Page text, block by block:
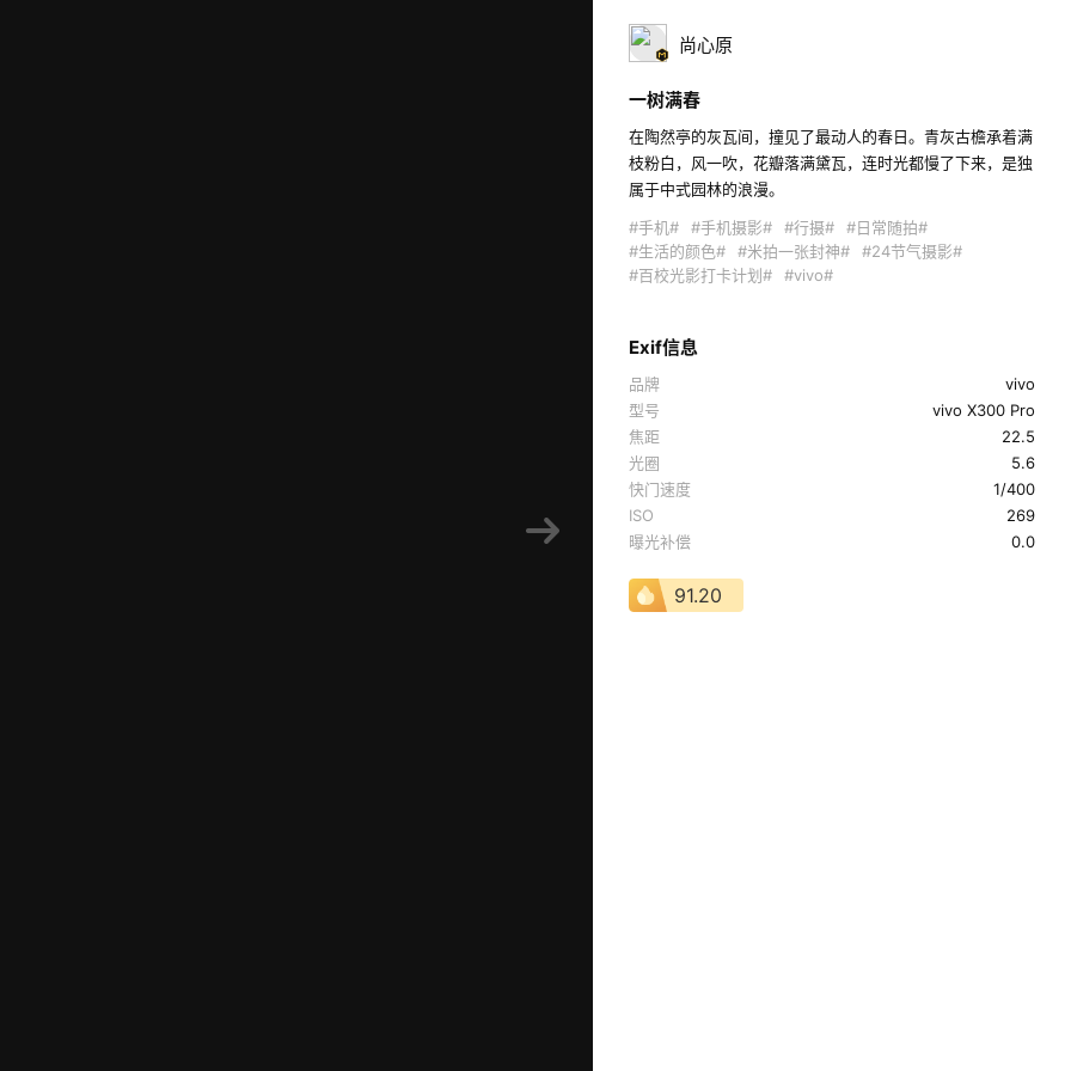
尚心原
一树满春
在陶然亭的灰瓦间，撞见了最动人的春日。青灰古檐承着满
枝粉白，风一吹，花瓣落满黛瓦，连时光都慢了下来，是独
属于中式园林的浪漫。
#手机#
#手机摄影# #行摄#
#日常随拍#
#生活的颜色#
#米拍一张封神#
#24节气摄影#
#百校光影打卡计划#
#vivo#
Exif信息
品牌
vivo
型号
vivo X300 Pro
焦距
22.5
光圈
5.6
快门速度
1/400
ISO
269
曝光补偿
0.0
91.20